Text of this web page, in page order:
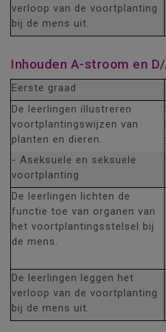
verloop van de voortplanting
bij de mens uit.
Inhouden A-stroom en
Eerste graad
De leerlingen illustreren
voortplantingswijzen van
planten en dieren.
- Aseksuele en seksuele
voortplanting
De leerlingen lichten de
functie toe van organen van
het voortplantingsstelsel bij
de mens.
De leerlingen leggen het
verloop van de voortplanting
bij de mens uit.